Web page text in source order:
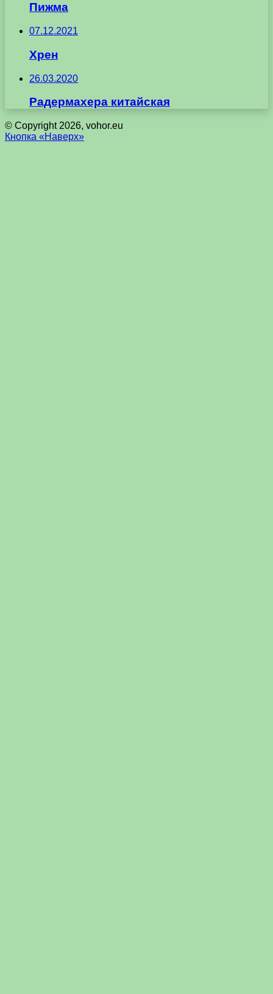
Пижма
07.12.2021
Хрен
26.03.2020
Радермахера китайская
© Copyright 2026, vohor.eu
Кнопка «Наверх»